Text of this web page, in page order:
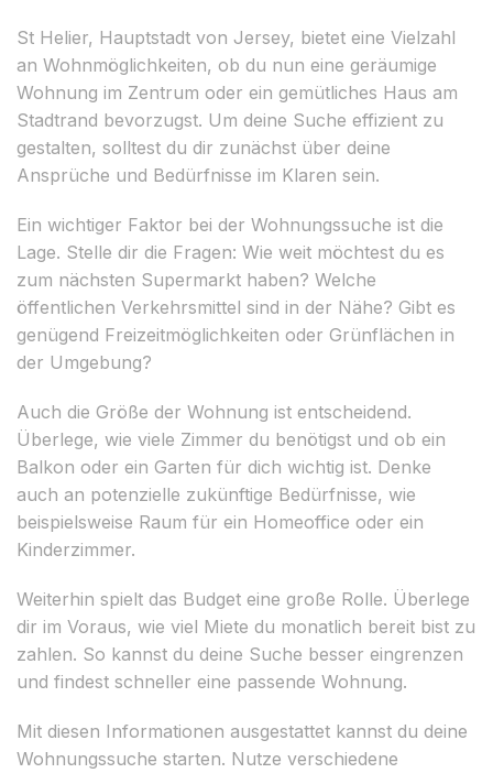
St Helier, Hauptstadt von Jersey, bietet eine Vielzahl
an Wohnmöglichkeiten, ob du nun eine geräumige
Wohnung im Zentrum oder ein gemütliches Haus am
Stadtrand bevorzugst. Um deine Suche effizient zu
gestalten, solltest du dir zunächst über deine
Ansprüche und Bedürfnisse im Klaren sein.
Ein wichtiger Faktor bei der Wohnungssuche ist die
Lage. Stelle dir die Fragen: Wie weit möchtest du es
zum nächsten Supermarkt haben? Welche
öffentlichen Verkehrsmittel sind in der Nähe? Gibt es
genügend Freizeitmöglichkeiten oder Grünflächen in
der Umgebung?
Auch die Größe der Wohnung ist entscheidend.
Überlege, wie viele Zimmer du benötigst und ob ein
Balkon oder ein Garten für dich wichtig ist. Denke
auch an potenzielle zukünftige Bedürfnisse, wie
beispielsweise Raum für ein Homeoffice oder ein
Kinderzimmer.
Weiterhin spielt das Budget eine große Rolle. Überlege
dir im Voraus, wie viel Miete du monatlich bereit bist zu
zahlen. So kannst du deine Suche besser eingrenzen
und findest schneller eine passende Wohnung.
Mit diesen Informationen ausgestattet kannst du deine
Wohnungssuche starten. Nutze verschiedene